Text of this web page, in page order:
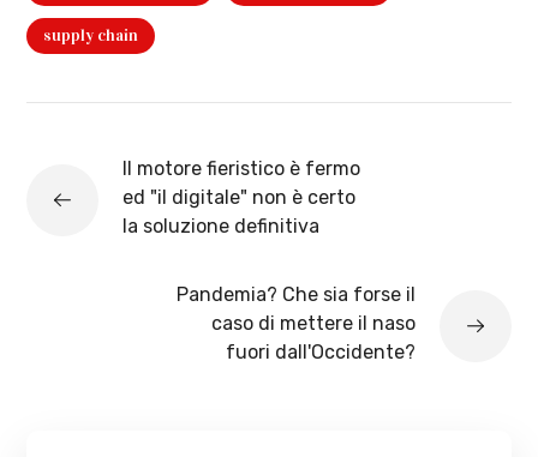
supply chain
Il motore fieristico è fermo
ed "il digitale" non è certo
la soluzione definitiva
Pandemia? Che sia forse il
caso di mettere il naso
fuori dall'Occidente?